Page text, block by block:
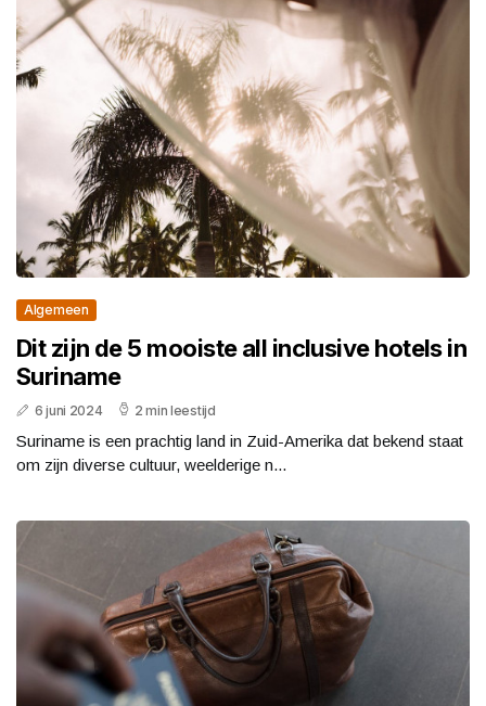
Algemeen
Dit zijn de 5 mooiste all inclusive hotels in
Suriname
6 juni 2024 2 min leestijd
Suriname is een prachtig land in Zuid-Amerika dat bekend staat
om zijn diverse cultuur, weelderige n...